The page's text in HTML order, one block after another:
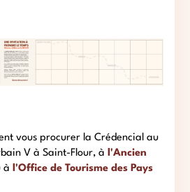
vous procurer la Crédencial au
V à Saint-Flour, àl'Ancien
àl'Office de Tourisme des Pays